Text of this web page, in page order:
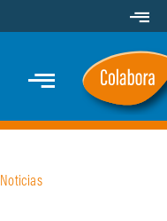
Toggle
Toggle
Navigation
Noticias